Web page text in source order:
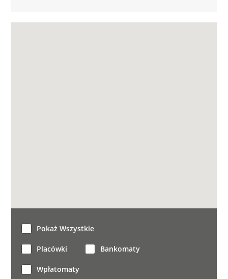
Pokaż Wszystkie
Placówki Bankomaty
Wpłatomaty